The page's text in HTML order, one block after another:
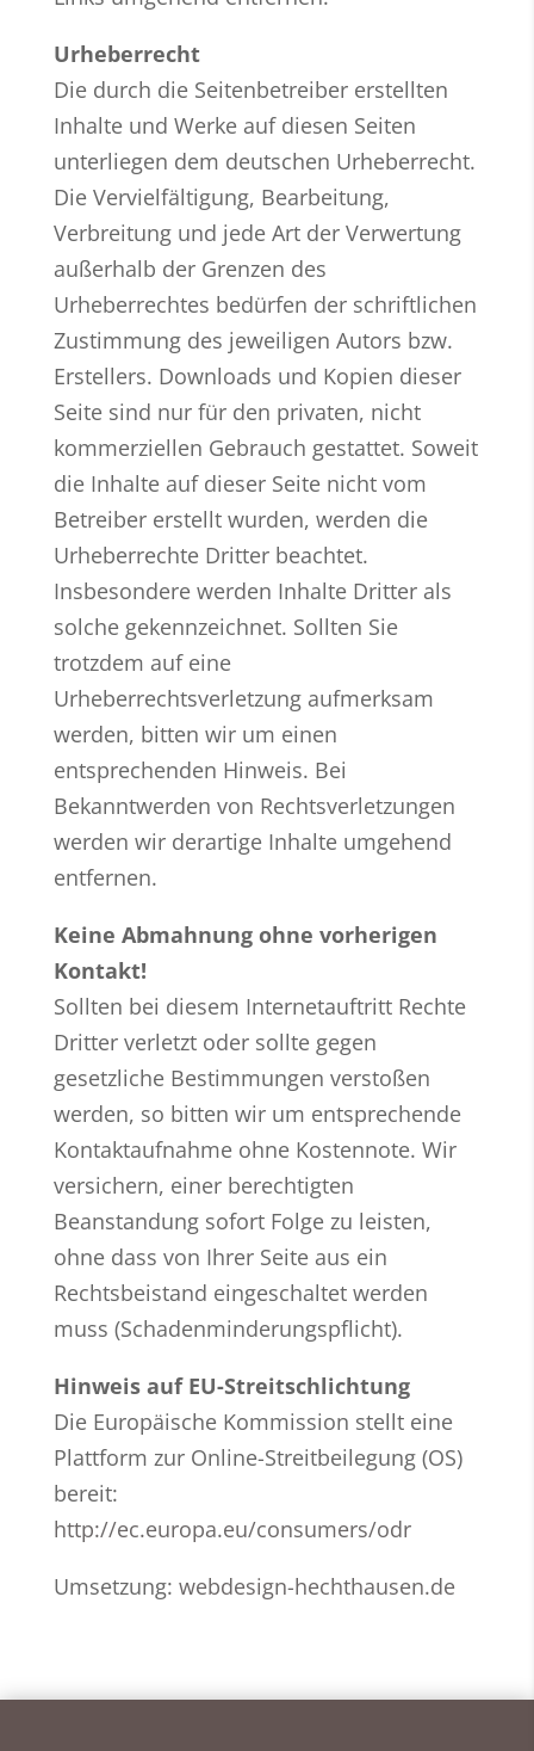
Urheberrecht
Die durch die Seitenbetreiber erstellten
Inhalte und Werke auf diesen Seiten
unterliegen dem deutschen Urheberrecht.
Die Vervielfältigung, Bearbeitung,
Verbreitung und jede Art der Verwertung
außerhalb der Grenzen des
Urheberrechtes bedürfen der schriftlichen
Zustimmung des jeweiligen Autors bzw.
Erstellers. Downloads und Kopien dieser
Seite sind nur für den privaten, nicht
kommerziellen Gebrauch gestattet. Soweit
die Inhalte auf dieser Seite nicht vom
Betreiber erstellt wurden, werden die
Urheberrechte Dritter beachtet.
Insbesondere werden Inhalte Dritter als
solche gekennzeichnet. Sollten Sie
trotzdem auf eine
Urheberrechtsverletzung aufmerksam
werden, bitten wir um einen
entsprechenden Hinweis. Bei
Bekanntwerden von Rechtsverletzungen
werden wir derartige Inhalte umgehend
entfernen.
​Keine Abmahnung ohne vorherigen
Kontakt!
Sollten bei diesem Internetauftritt Rechte
Dritter verletzt oder sollte gegen
gesetzliche Bestimmungen verstoßen
werden, so bitten wir um entsprechende
Kontaktaufnahme ohne Kostennote. Wir
versichern, einer berechtigten
Beanstandung sofort Folge zu leisten,
ohne dass von Ihrer Seite aus ein
Rechtsbeistand eingeschaltet werden
muss (Schadenminderungspflicht).
​Hinweis auf EU-Streitschlichtung
Die Europäische Kommission stellt eine
Plattform zur Online-Streitbeilegung (OS)
bereit:
http://ec.europa.eu/consumers/odr
Umsetzung: webdesign-hechthausen.de